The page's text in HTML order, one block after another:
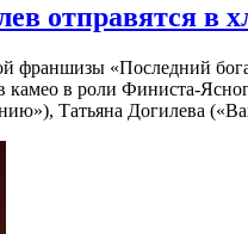
отправятся в
франшизы «Последний
в роли Финиста-
Татьяна Догилева